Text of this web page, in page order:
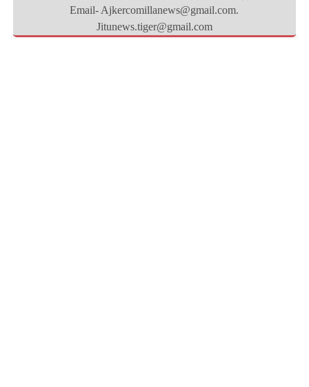
Email- Ajkercomillanews@gmail.com.
Jitunews.tiger@gmail.com